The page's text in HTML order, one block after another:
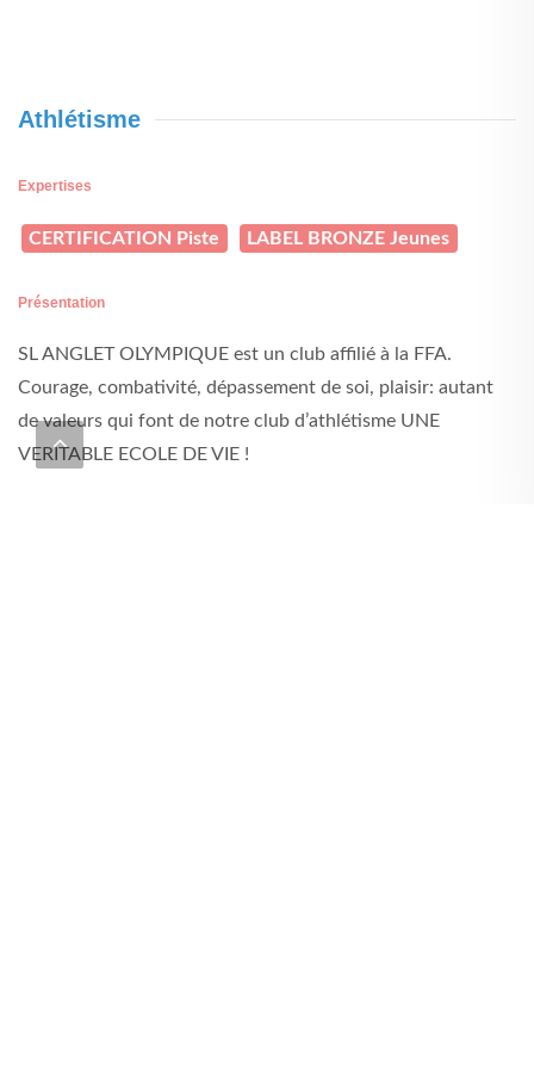
Athlétisme
Expertises
CERTIFICATION Piste LABEL BRONZE Jeunes
Présentation
SL ANGLET OLYMPIQUE est un club affilié à la FFA.
Courage, combativité, dépassement de soi, plaisir: autant
de valeurs qui font de notre club d’athlétisme UNE
VERITABLE ECOLE DE VIE !